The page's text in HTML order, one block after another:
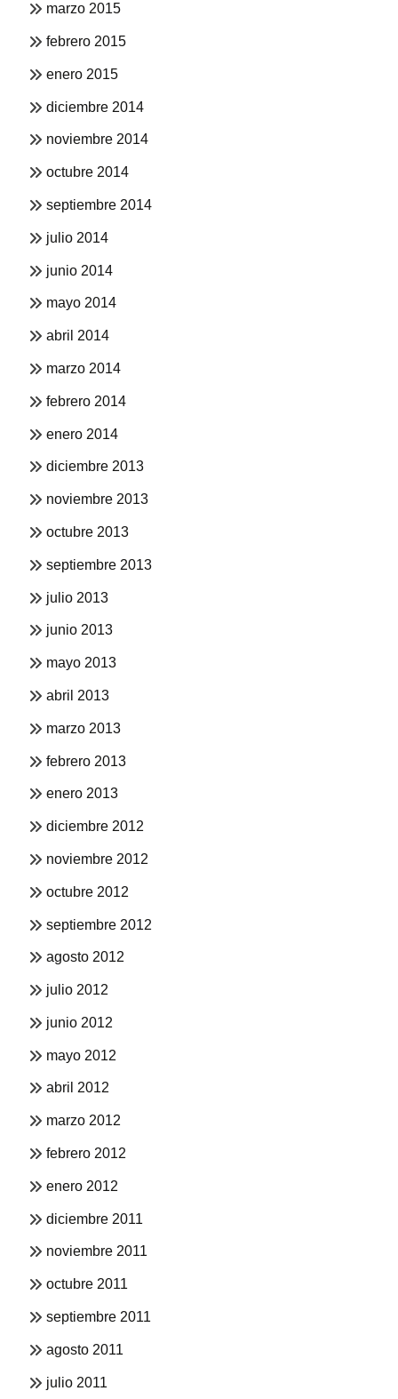
marzo 2015
febrero 2015
enero 2015
diciembre 2014
noviembre 2014
octubre 2014
septiembre 2014
julio 2014
junio 2014
mayo 2014
abril 2014
marzo 2014
febrero 2014
enero 2014
diciembre 2013
noviembre 2013
octubre 2013
septiembre 2013
julio 2013
junio 2013
mayo 2013
abril 2013
marzo 2013
febrero 2013
enero 2013
diciembre 2012
noviembre 2012
octubre 2012
septiembre 2012
agosto 2012
julio 2012
junio 2012
mayo 2012
abril 2012
marzo 2012
febrero 2012
enero 2012
diciembre 2011
noviembre 2011
octubre 2011
septiembre 2011
agosto 2011
julio 2011